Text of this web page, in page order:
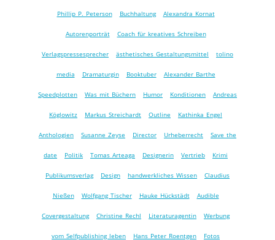
Phillip P. Peterson Buchhaltung Alexandra Kornat
Autorenporträt Coach für kreatives Schreiben
Verlagspressesprecher ästhetisches Gestaltungsmittel tolino
media Dramaturgin Booktuber Alexander Barthe
Speedplotten Was mit Büchern Humor Konditionen Andreas
Köglowitz Markus Streichardt Outline Kathinka Engel
Anthologien Susanne Zeyse Director Urheberrecht Save the
date Politik Tomas Arteaga Designerin Vertrieb Krimi
Publikumsverlag Design handwerkliches Wissen Claudius
Nießen Wolfgang Tischer Hauke Hückstädt Audible
Covergestaltung Christine Rechl Literaturagentin Werbung
vom Selfpublishing leben Hans Peter Roentgen Fotos